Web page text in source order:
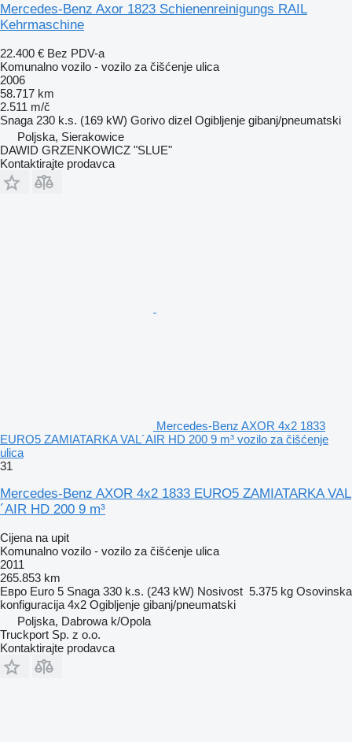
Mercedes-Benz Axor 1823 Schienenreinigungs RAIL
Kehrmaschine
22.400 € Bez PDV-a
Komunalno vozilo - vozilo za čišćenje ulica
2006
58.717 km
2.511 m/č
Snaga 230 k.s. (169 kW) Gorivo dizel Ogibljenje gibanj/pneumatski
Poljska, Sierakowice
DAWID GRZENKOWICZ "SLUE"
Kontaktirajte prodavca
Mercedes-Benz AXOR 4x2 1833
EURO5 ZAMIATARKA VAL´AIR HD 200 9 m³ vozilo za čišćenje
ulica
31
Mercedes-Benz AXOR 4x2 1833 EURO5 ZAMIATARKA VAL
´AIR HD 200 9 m³
Cijena na upit
Komunalno vozilo - vozilo za čišćenje ulica
2011
265.853 km
Евро Euro 5 Snaga 330 k.s. (243 kW) Nosivost 5.375 kg Osovinska
konfiguracija 4x2 Ogibljenje gibanj/pneumatski
Poljska, Dabrowa k/Opola
Truckport Sp. z o.o.
Kontaktirajte prodavca